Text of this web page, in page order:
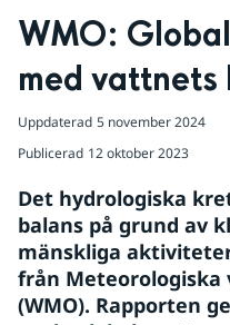
WMO:
med
Uppdaterad 5 november 2024
Publicerad 12 oktober 2023
Det hydrologiska
balans på grund av
mänskliga
från Meteorologiska
(WMO). Rapporten